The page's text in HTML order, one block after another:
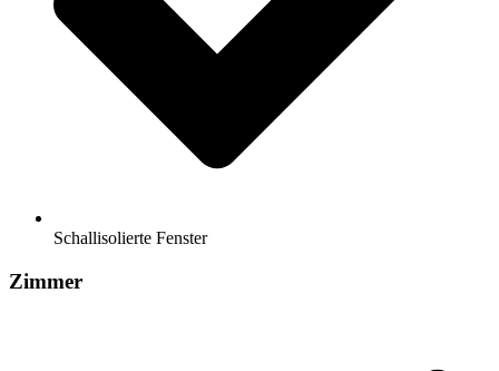
Schallisolierte Fenster
Zimmer